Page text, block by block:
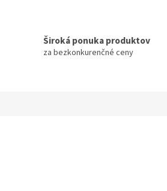
Široká ponuka produktov
za bezkonkurenčné ceny